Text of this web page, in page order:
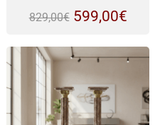
829,00€
war:
829,00€
599,00€
ist: